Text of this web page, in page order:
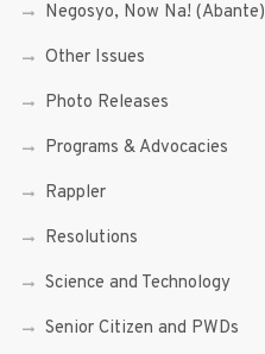
Negosyo, Now Na! (Abante)
Other Issues
Photo Releases
Programs & Advocacies
Rappler
Resolutions
Science and Technology
Senior Citizen and PWDs